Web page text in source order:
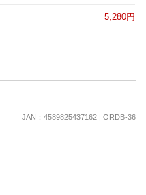
5,280円
JAN：4589825437162 | ORDB-36